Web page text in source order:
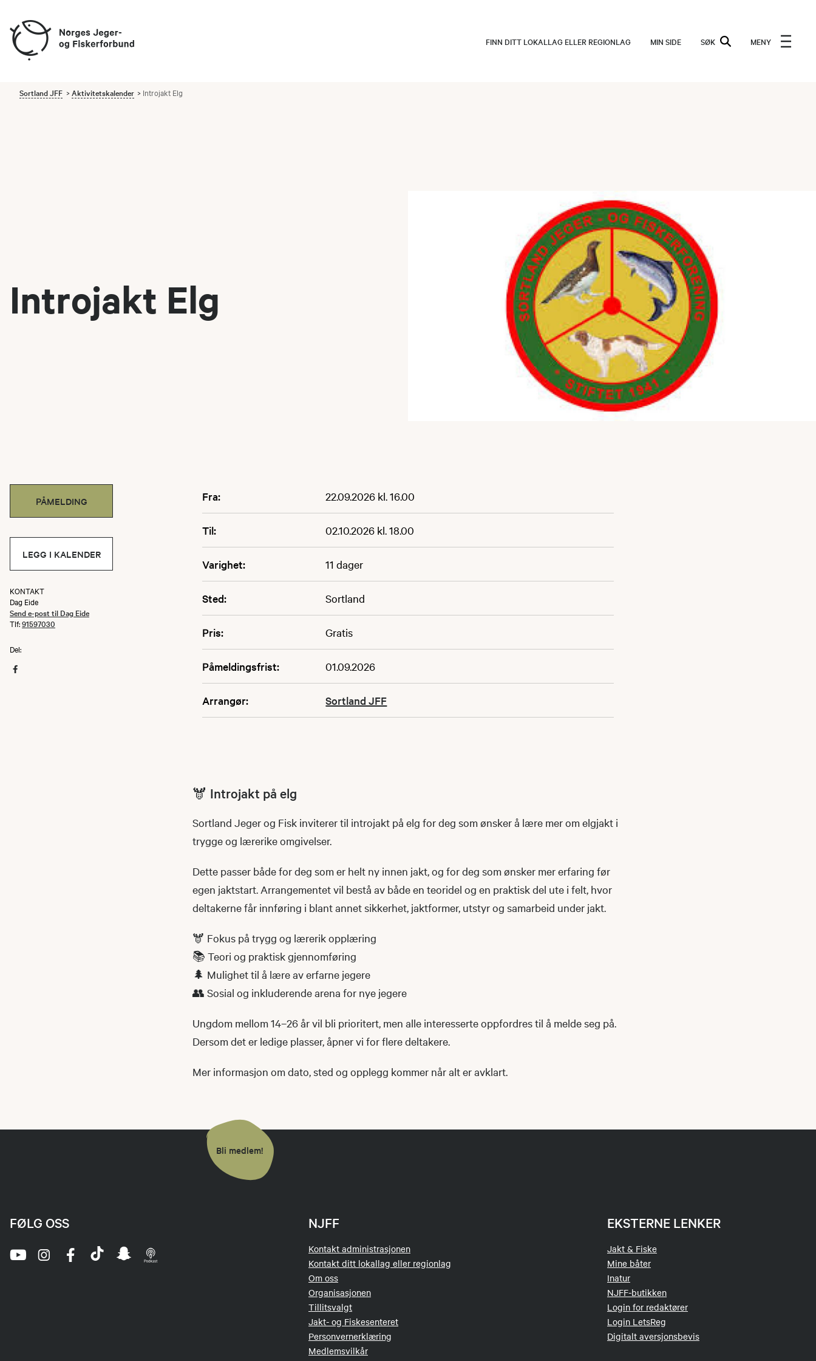
FINN DITT LOKALLAG ELLER REGIONLAG MIN SIDE SØK MENY
Sortland JFF Aktivitetskalender Introjakt Elg
Introjakt Elg
Fra: 22.09.2026 kl. 16.00
Til: 02.10.2026 kl. 18.00
Varighet: 11 dager
Sted: Sortland
Pris: Gratis
Påmeldingsfrist: 01.09.2026
Arrangør: Sortland JFF
PÅMELDING
LEGG I KALENDER
KONTAKT
Dag Eide
Send e-post til Dag Eide
Tlf:91597030
Del:
🫎 Introjakt på elg
Sortland Jeger og Fisk inviterer til introjakt på elg for deg som ønsker å lære mer om elgjakt i
trygge og lærerike omgivelser.
Dette passer både for deg som er helt ny innen jakt, og for deg som ønsker mer erfaring før
egen jaktstart. Arrangementet vil bestå av både en teoridel og en praktisk del ute i felt, hvor
deltakerne får innføring i blant annet sikkerhet, jaktformer, utstyr og samarbeid under jakt.
🫎 Fokus på trygg og lærerik opplæring
📚 Teori og praktisk gjennomføring
🌲 Mulighet til å lære av erfarne jegere
👥 Sosial og inkluderende arena for nye jegere
Ungdom mellom 14–26 år vil bli prioritert, men alle interesserte oppfordres til å melde seg på.
Dersom det er ledige plasser, åpner vi for flere deltakere.
Mer informasjon om dato, sted og opplegg kommer når alt er avklart.
Bli medlem!
NJFF
Kontakt administrasjonen
Kontakt ditt lokallag eller regionlag
Om oss
Organisasjonen
Tillitsvalgt
Jakt- og Fiskesenteret
Personvernerklæring
Medlemsvilkår
EKSTERNE LENKER
Jakt & Fiske
Mine båter
Inatur
NJFF-butikken
Login for redaktører
Login LetsReg
Digitalt aversjonsbevis
FØLG OSS